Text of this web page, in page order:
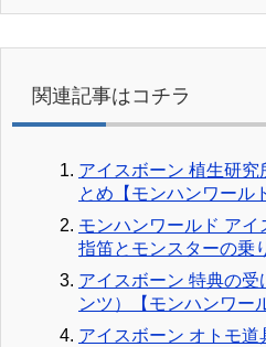
関連記事はコチラ
アイスボーン 植生研究
とめ【モンハンワール
モンハンワールド ア
指笛とモンスターの乗
アイスボーン 特典の
ンツ）【モンハンワー
アイスボーン オトモ